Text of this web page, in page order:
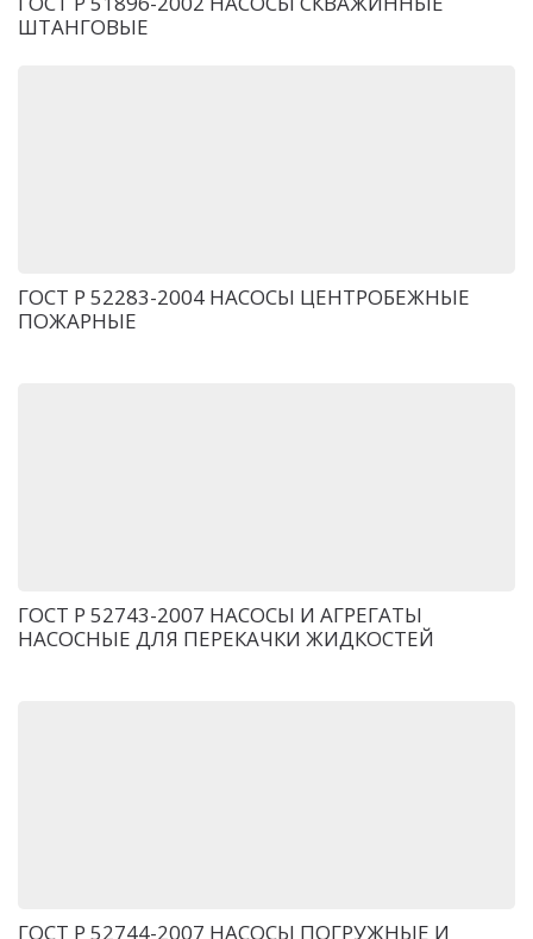
ШТАНГОВЫЕ
ГОСТ Р 52283-2004 НАСОСЫ ЦЕНТРОБЕЖНЫЕ
ПОЖАРНЫЕ
ГОСТ Р 52743-2007 НАСОСЫ И АГРЕГАТЫ
НАСОСНЫЕ ДЛЯ ПЕРЕКАЧКИ ЖИДКОСТЕЙ
ГОСТ Р 52744-2007 НАСОСЫ ПОГРУЖНЫЕ И